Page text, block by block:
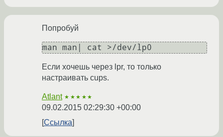
Попробуй
Если хочешь через lpr, то только
настраивать cups.
Atlant ★★★★★
09.02.2015 02:29:30 +00:00
Ссылка